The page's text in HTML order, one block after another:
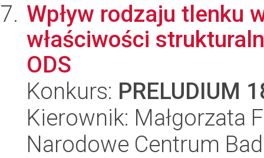
Wpływ rodzaju tlenku
właściwości
ODS
Konkurs: PRELUDIUM
Kierownik: Małgorzata
Narodowe Centrum